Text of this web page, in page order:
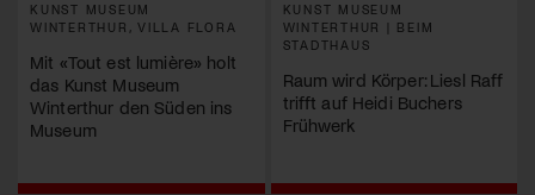
KUNST MUSEUM
WINTERTHUR, VILLA FLORA
Mit «Tout est lumière» holt
das Kunst Museum
Winterthur den Süden ins
Museum
KUNST MUSEUM
WINTERTHUR | BEIM
STADTHAUS
Raum wird Körper: Liesl Raff
trifft auf Heidi Buchers
Frühwerk